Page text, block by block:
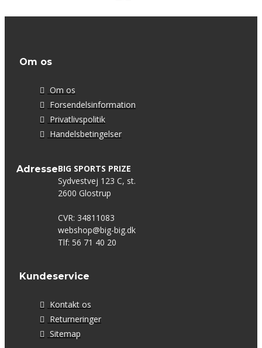
Om os
Om os
Forsendelsinformation
Privatlivspolitik
Handelsbetingelser
AdresseBIG SPORTS PRIZE
Sydvestvej 123 C, st.
2600 Glostrup
CVR: 34811083
webshop@big-big.dk
Tlf: 56 71 40 20
Kundeservice
Kontakt os
Returneringer
Sitemap